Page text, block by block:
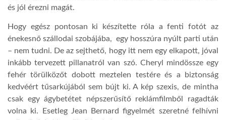
LINKTR.EE
GLOBOZSARU
DOBRAVERO.HU
és jól érezni magát.
Hogy egész pontosan ki készítette róla a fenti fotót az
énekesnő szállodai szobájába, egy hosszúra nyúlt parti után
– nem tudni. De az sejthető, hogy itt nem egy elkapott, jóval
inkább tervezett pillanatról van szó. Cheryl mindössze egy
fehér törülközőt dobott meztelen testére és a biztonság
kedvéért tűsarkújából sem bújt ki. A kép szexis, de mintha
csak egy ágybetétet népszerűsítő reklámfilmből ragadták
volna ki. Esetleg Jean Bernard figyelmét szeretné felhívni